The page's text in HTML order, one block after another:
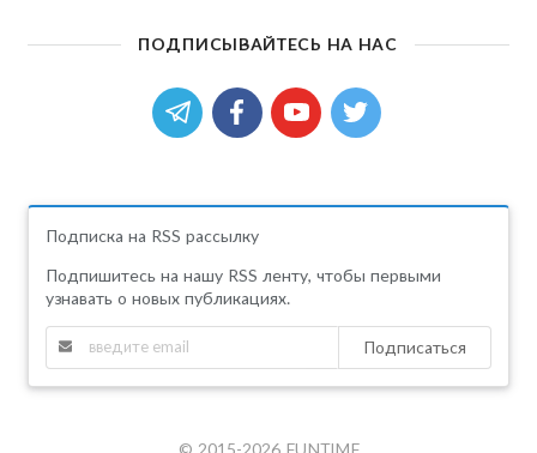
ПОДПИСЫВАЙТЕСЬ НА НАС
Подписка на RSS рассылку
Подпишитесь на нашу RSS ленту, чтобы первыми
узнавать о новых публикациях.
Подписаться
© 2015-2026 FUNTIME